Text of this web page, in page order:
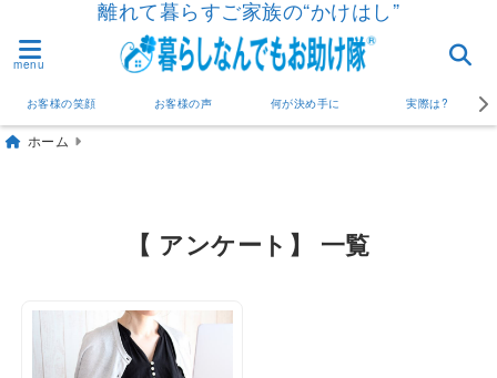
離れて暮らすご家族の“かけはし”
menu
お客様の笑顔 お客様の声 何が決め手に 実際は?
ホーム
【 アンケート】 一覧